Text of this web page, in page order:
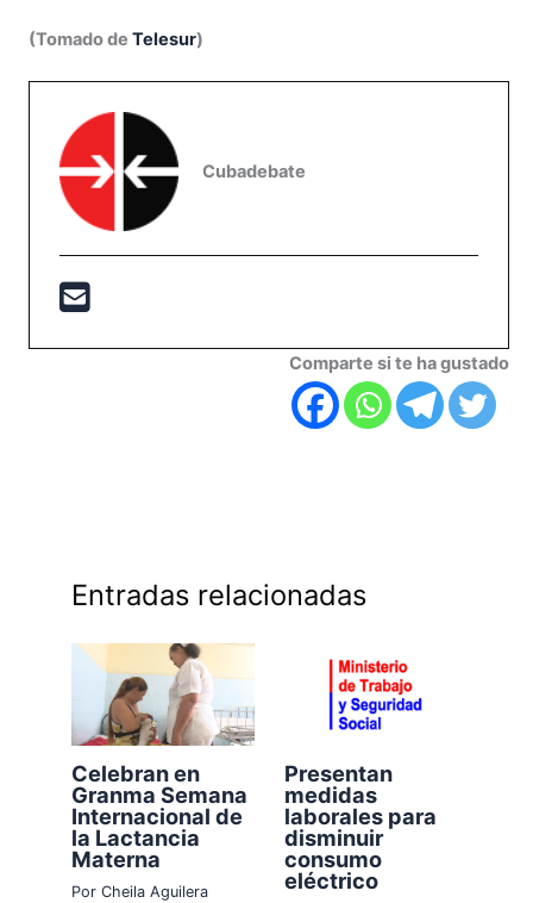
(Tomado de Telesur)
Cubadebate
Comparte si te ha gustado
Entradas relacionadas
Celebran en
Granma Semana
Internacional de
la Lactancia
Materna
PorCheila Aguilera
Presentan
medidas
laborales para
disminuir
consumo
eléctrico